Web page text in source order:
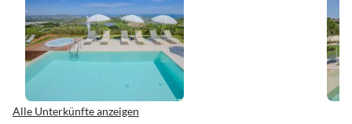
Alle Unterkünfte anzeigen